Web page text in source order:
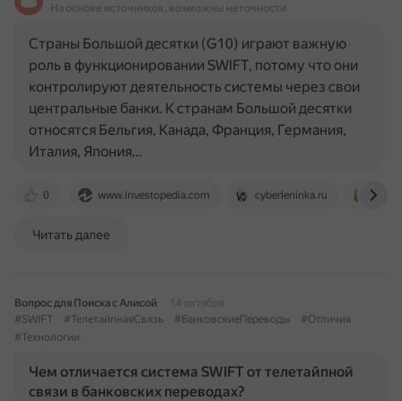
На основе источников, возможны неточности
0 www.investopedia.com cyberleninka.ru
Страны Большой десятки (G10) играют важную
роль в функционировании SWIFT, потому что они
контролируют деятельность системы через свои
центральные банки. К странам Большой десятки
относятся Бельгия, Канада, Франция, Германия,
Италия, Япония…
Читать далее
Вопрос для Поиска с Алисой
14 октября
#SWIFT
#ТелетайпнаяСвязь #БанковскиеПереводы
#Отличия
#Технологии
Чем отличается система SWIFT от телетайпной
связи в банковских переводах?